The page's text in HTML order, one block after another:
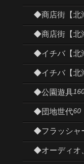
◆商店街【北
◆商店街【北
◆イチバ【北
◆イチバ【北
◆公園遊具
◆団地世代60
◆フラッシャ
◆オーディオ